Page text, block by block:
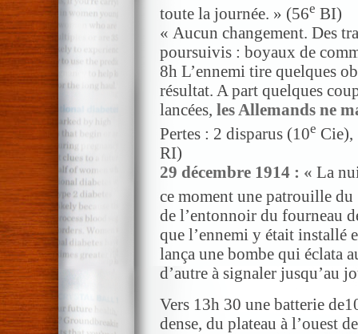
toute la journée. » (56e BI)
« Aucun changement. Des
poursuivis : boyaux de
8h L’ennemi tire quelques
résultat. A part quelques
lancées, les Allemands ne
Pertes : 2 disparus (10e Cie),
RI)
29 décembre 1914 : « La
ce moment une patrouille du
de l’entonnoir du fourneau
que l’ennemi y était installé
lança une bombe qui éclata
d’autre à signaler jusqu’au
Vers 13h 30 une batterie
dense, du plateau à l’ouest